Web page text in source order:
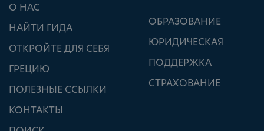
О НАС
НАЙТИ ГИДА
ОТКРОЙТЕ ДЛЯ СЕБЯ
ГРЕЦИЮ
ПОЛЕЗНЫЕ ССЫЛКИ
КОНТАКТЫ
ОБРАЗОВАНИЕ
ЮРИДИЧЕСКАЯ
ПОДДЕРЖКА
СТРАХОВАНИЕ